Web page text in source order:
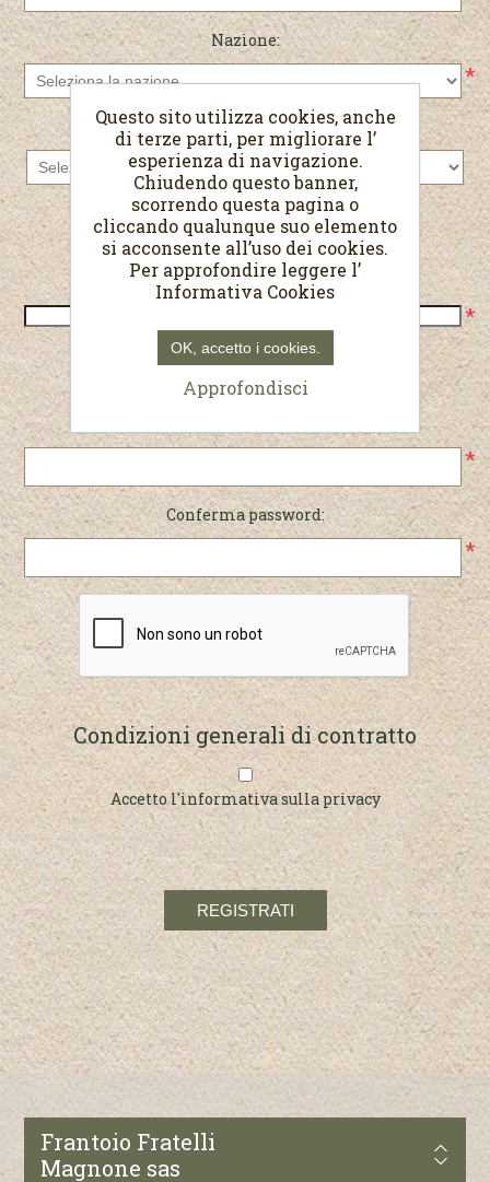
Nazione:
*
Stato/provincia:
Recapiti
Telefono:
*
Password
*
Conferma password:
*
Condizioni generali di contratto
Accetto l'informativa sulla privacy
Frantoio Fratelli
Magnone sas
Questo sito utilizza cookies, anche
di terze parti, per migliorare l’
esperienza di navigazione.
Chiudendo questo banner,
scorrendo questa pagina o
cliccando qualunque suo elemento
si acconsente all’uso dei cookies.
Per approfondire leggere l’
Informativa Cookies
OK, accetto i cookies.
Approfondisci